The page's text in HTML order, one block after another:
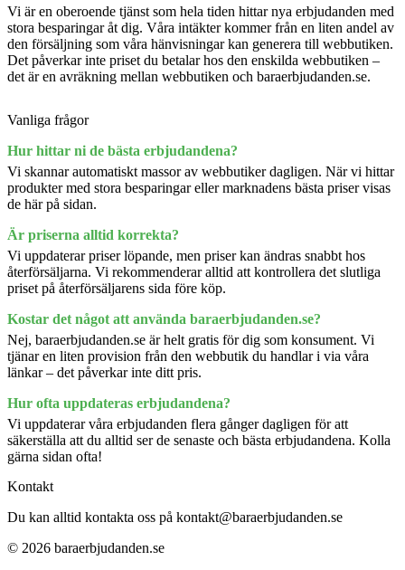
Vi är en oberoende tjänst som hela tiden hittar nya erbjudanden med
stora besparingar åt dig. Våra intäkter kommer från en liten andel av
den försäljning som våra hänvisningar kan generera till webbutiken.
Det påverkar inte priset du betalar hos den enskilda webbutiken –
det är en avräkning mellan webbutiken och baraerbjudanden.se.
Vanliga frågor
Hur hittar ni de bästa erbjudandena?
Vi skannar automatiskt massor av webbutiker dagligen. När vi hittar
produkter med stora besparingar eller marknadens bästa priser visas
de här på sidan.
Är priserna alltid korrekta?
Vi uppdaterar priser löpande, men priser kan ändras snabbt hos
återförsäljarna. Vi rekommenderar alltid att kontrollera det slutliga
priset på återförsäljarens sida före köp.
Kostar det något att använda baraerbjudanden.se?
Nej, baraerbjudanden.se är helt gratis för dig som konsument. Vi
tjänar en liten provision från den webbutik du handlar i via våra
länkar – det påverkar inte ditt pris.
Hur ofta uppdateras erbjudandena?
Vi uppdaterar våra erbjudanden flera gånger dagligen för att
säkerställa att du alltid ser de senaste och bästa erbjudandena. Kolla
gärna sidan ofta!
Kontakt
Du kan alltid kontakta oss på kontakt@baraerbjudanden.se
© 2026 baraerbjudanden.se